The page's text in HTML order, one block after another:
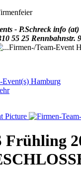
- P.Schreck info (at)
55 25 Rennbahnstr.
Event(s) Hamburg
Frühling